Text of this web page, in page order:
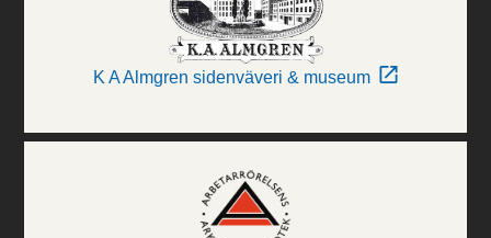
K A Almgren sidenväveri & museum